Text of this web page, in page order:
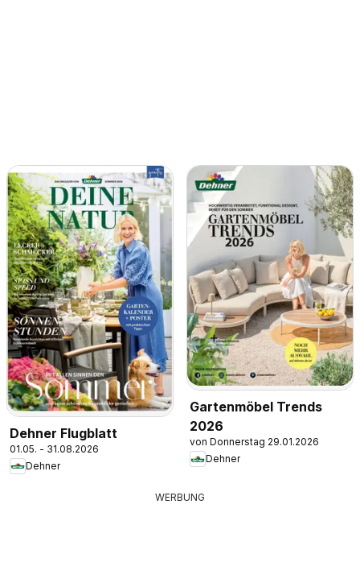
Dehner Flugblatt
01.05. - 31.08.2026
Dehner
Gartenmöbel Trends
2026
von Donnerstag 29.01.2026
Dehner
WERBUNG